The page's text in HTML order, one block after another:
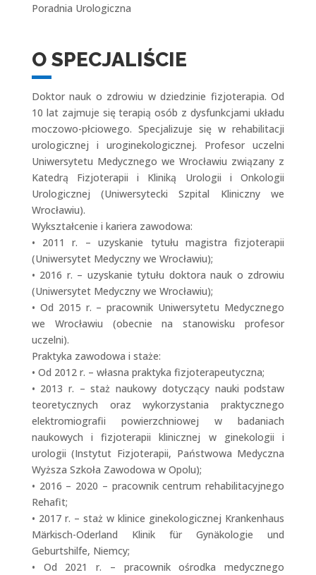
Poradnia Urologiczna
O SPECJALIŚCIE
Doktor nauk o zdrowiu w dziedzinie fizjoterapia. Od
10 lat zajmuje się terapią osób z dysfunkcjami układu
moczowo-płciowego. Specjalizuje się w rehabilitacji
urologicznej i uroginekologicznej. Profesor uczelni
Uniwersytetu Medycznego we Wrocławiu związany z
Katedrą Fizjoterapii i Kliniką Urologii i Onkologii
Urologicznej (Uniwersytecki Szpital Kliniczny we
Wrocławiu).
Wykształcenie i kariera zawodowa:
• 2011 r. – uzyskanie tytułu magistra fizjoterapii
(Uniwersytet Medyczny we Wrocławiu);
• 2016 r. – uzyskanie tytułu doktora nauk o zdrowiu
(Uniwersytet Medyczny we Wrocławiu);
• Od 2015 r. – pracownik Uniwersytetu Medycznego
we Wrocławiu (obecnie na stanowisku profesor
uczelni).
Praktyka zawodowa i staże:
• Od 2012 r. – własna praktyka fizjoterapeutyczna;
• 2013 r. – staż naukowy dotyczący nauki podstaw
teoretycznych oraz wykorzystania praktycznego
elektromiografii powierzchniowej w badaniach
naukowych i fizjoterapii klinicznej w ginekologii i
urologii (Instytut Fizjoterapii, Państwowa Medyczna
Wyższa Szkoła Zawodowa w Opolu);
• 2016 – 2020 – pracownik centrum rehabilitacyjnego
Rehafit;
• 2017 r. – staż w klinice ginekologicznej Krankenhaus
Märkisch-Oderland Klinik für Gynäkologie und
Geburtshilfe, Niemcy;
• Od 2021 r. – pracownik ośrodka medycznego